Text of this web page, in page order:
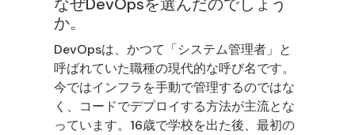
なぜDevOpsを選んだのでしょう
か。
DevOpsは、かつて「システム管理者」と
呼ばれていた職種の現代的な呼び名です。
今ではインフラを手動で管理するのではな
く、コードでデプロイする方法が主流とな
っています。16歳で学校を出た後、最初の